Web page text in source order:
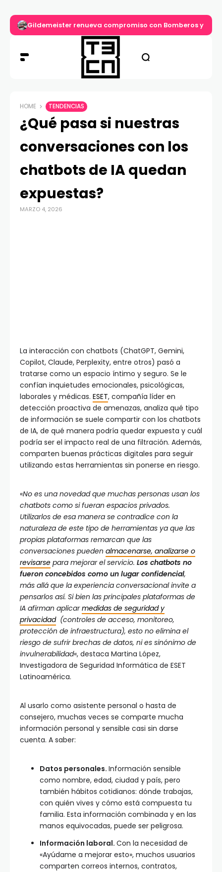
Gildemeister renueva compromiso con Bomberos y
HOME TENDENCIAS
¿Qué pasa si nuestras
conversaciones con los
chatbots de IA quedan
expuestas?
MARZO 4, 2026
La interacción con chatbots (ChatGPT, Gemini,
Copilot, Claude, Perplexity, entre otros) pasó a
tratarse como un espacio íntimo y seguro. Se le
confían inquietudes emocionales, psicológicas,
laborales y médicas. ESET, compañía líder en
detección proactiva de amenazas, analiza qué tipo
de información se suele compartir con los chatbots
de IA, de qué manera podría quedar expuesta y cuál
podría ser el impacto real de una filtración. Además,
comparten buenas prácticas digitales para seguir
utilizando estas herramientas sin ponerse en riesgo.
«No es una novedad que muchas personas usan los
chatbots como si fueran espacios privados.
Utilizarlos de esa manera se contradice con la
naturaleza de este tipo de herramientas ya que las
propias plataformas remarcan que las
conversaciones pueden almacenarse, analizarse o
revisarse para mejorar el servicio. Los chatbots no
fueron concebidos como un lugar confidencial,
más allá que la experiencia conversacional invite a
pensarlos así. Si bien las principales plataformas de
IA afirman aplicarmedidas de seguridad y
privacidad(controles de acceso, monitoreo,
protección de infraestructura), esto no elimina el
riesgo de sufrir brechas de datos, ni es sinónimo de
invulnerabilidad«, destaca Martina López,
Investigadora de Seguridad Informática de ESET
Latinoamérica.
Al usarlo como asistente personal o hasta de
consejero, muchas veces se comparte mucha
información personal y sensible casi sin darse
cuenta. A saber:
Datos personales. Información sensible
como nombre, edad, ciudad y país, pero
también hábitos cotidianos: dónde trabajas,
con quién vives y cómo está compuesta tu
familia. Esta información combinada y en las
manos equivocadas, puede ser peligrosa.
Información laboral. Con la necesidad de
«Ayúdame a mejorar esto», muchos usuarios
comparten correos internos, contratos,